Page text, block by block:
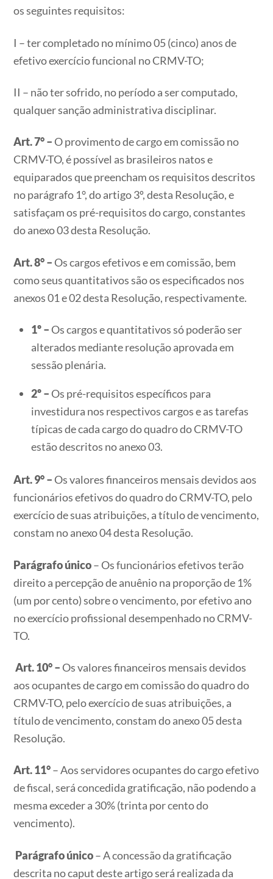
os seguintes requisitos:
I – ter completado no mínimo 05 (cinco) anos de
efetivo exercício funcional no CRMV-TO;
II – não ter sofrido, no período a ser computado,
qualquer sanção administrativa disciplinar.
Art. 7° –O provimento de cargo em comissão no
CRMV-TO, é possível as brasileiros natos e
equiparados que preencham os requisitos descritos
no parágrafo 1°, do artigo 3º, desta Resolução, e
satisfaçam os pré-requisitos do cargo, constantes
do anexo 03 desta Resolução.
Art. 8° –Os cargos efetivos e em comissão, bem
como seus quantitativos são os especificados nos
anexos 01 e 02 desta Resolução, respectivamente.
1º –Os cargos e quantitativos só poderão ser
alterados mediante resolução aprovada em
sessão plenária.
2º –Os pré-requisitos específicos para
investidura nos respectivos cargos e as tarefas
típicas de cada cargo do quadro do CRMV-TO
estão descritos no anexo 03.
Art. 9° –Os valores financeiros mensais devidos aos
funcionários efetivos do quadro do CRMV-TO, pelo
exercício de suas atribuições, a título de vencimento,
constam no anexo 04 desta Resolução.
Parágrafo único– Os funcionários efetivos terão
direito a percepção de anuênio na proporção de 1%
(um por cento) sobre o vencimento, por efetivo ano
no exercício profissional desempenhado no CRMV-
TO.
Art. 10° –Os valores financeiros mensais devidos
aos ocupantes de cargo em comissão do quadro do
CRMV-TO, pelo exercício de suas atribuições, a
título de vencimento, constam do anexo 05 desta
Resolução.
Art. 11°– Aos servidores ocupantes do cargo efetivo
de fiscal, será concedida gratificação, não podendo a
mesma exceder a 30% (trinta por cento do
vencimento).
Parágrafo único– A concessão da gratificação
descrita no caput deste artigo será realizada da